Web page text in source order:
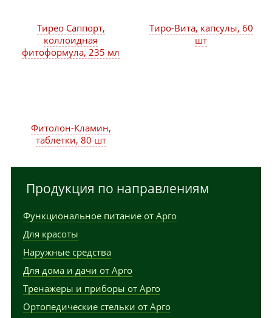
Тирео Саппорт,
коллоидная
фитоформула, 235 мл
Тиро-Вита, капсулы, 60
шт
Фитолон-Кламин,
таблетки, 80 шт
Продукция по направлениям
Функциональное питание от Арго
Для красоты
Наружные средства
Для дома и дачи от Арго
Тренажеры и приборы от Арго
Ортопедические стельки от Арго